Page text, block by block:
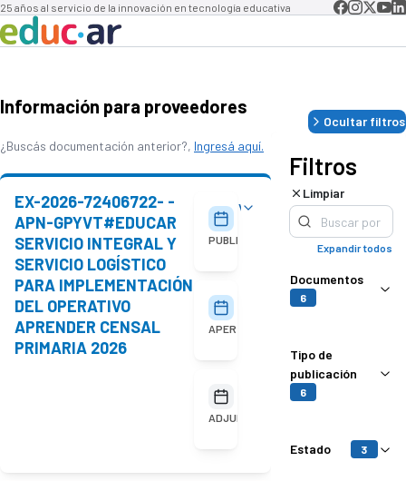
25 años al servicio de la innovación en tecnología educativa
Ocultar filtros
Información para proveedores
¿Buscás documentación anterior?, Ingresá aquí.
EX-2026-72406722- -
APN-GPYVT#EDUCAR
SERVICIO INTEGRAL Y
SERVICIO LOGÍSTICO
PARA IMPLEMENTACIÓN
DEL OPERATIVO
APRENDER CENSAL
PRIMARIA 2026
PUBLICACIÓN
05/08/2026
APERTURA
18/08/2026
ADJUDICACIÓN
No
Ver detalles
Filtros
Limpiar
Expandir todos
Documentos
6
Tipo de
publicación
6
Estado 3